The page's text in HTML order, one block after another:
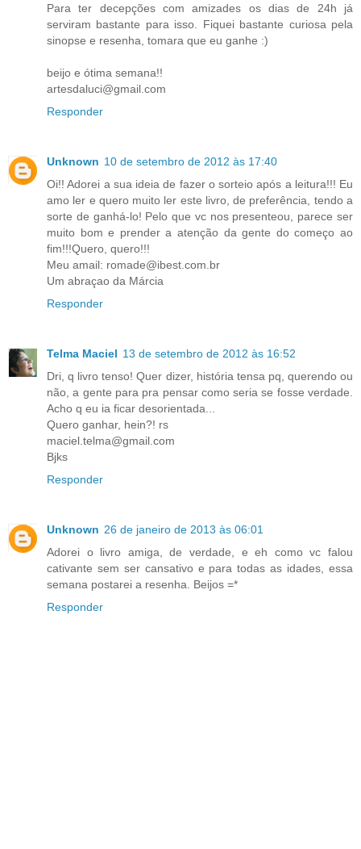
Para ter decepções com amizades os dias de 24h já
serviram bastante para isso. Fiquei bastante curiosa pela
sinopse e resenha, tomara que eu ganhe :)
beijo e ótima semana!!
artesdaluci@gmail.com
Responder
Unknown 10 de setembro de 2012 às 17:40
Oi!! Adorei a sua ideia de fazer o sorteio após a leitura!!! Eu
amo ler e quero muito ler este livro, de preferência, tendo a
sorte de ganhá-lo! Pelo que vc nos presenteou, parece ser
muito bom e prender a atenção da gente do começo ao
fim!!!Quero, quero!!!
Meu amail: romade@ibest.com.br
Um abraçao da Márcia
Responder
Telma Maciel 13 de setembro de 2012 às 16:52
Dri, q livro tenso! Quer dizer, história tensa pq, querendo ou
não, a gente para pra pensar como seria se fosse verdade.
Acho q eu ia ficar desorientada...
Quero ganhar, hein?! rs
maciel.telma@gmail.com
Bjks
Responder
Unknown 26 de janeiro de 2013 às 06:01
Adorei o livro amiga, de verdade, e eh como vc falou
cativante sem ser cansativo e para todas as idades, essa
semana postarei a resenha. Beijos =*
Responder